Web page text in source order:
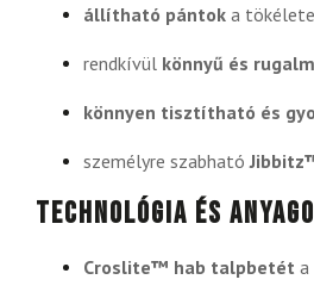
állítható pántok a
rendkívül könnyű és
könnyen tisztítható és
személyre szabható
Technológia és
Croslite™ hab talpbetét a